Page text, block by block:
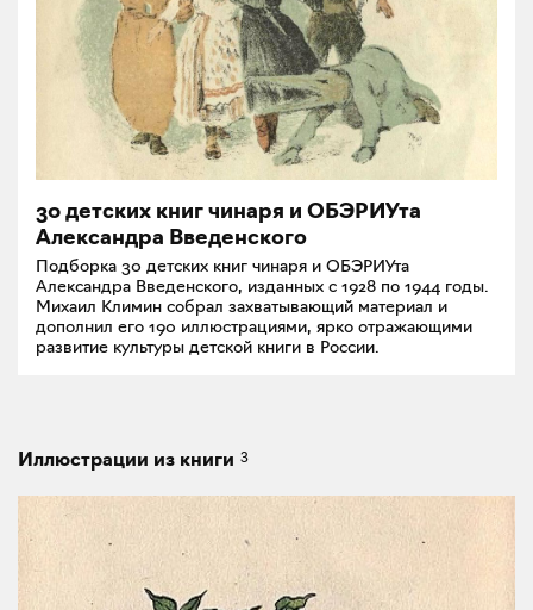
30 детских книг чинаря и ОБЭРИУта
Александра Введенского
Подборка 30 детских книг чинаря и ОБЭРИУта
Александра Введенского, изданных с 1928 по 1944 годы.
Михаил Климин собрал захватывающий материал и
дополнил его 190 иллюстрациями, ярко отражающими
развитие культуры детской книги в России.
Иллюстрации из книги 3